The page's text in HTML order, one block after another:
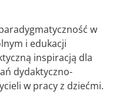
w
i edukacji
inspiracją dla
dydaktyczno-
w pracy z dziećmi.